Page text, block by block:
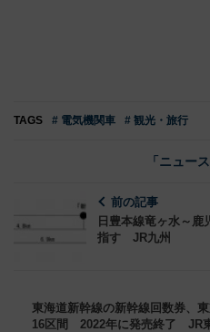
TAGS # 電気機関車 # 観光・旅行
「ニュー
前の記事
日豊本線竜ヶ水～
指す JR九州
東海道新幹線の新幹線回数券、
16区間 2022年に発売終了 JR